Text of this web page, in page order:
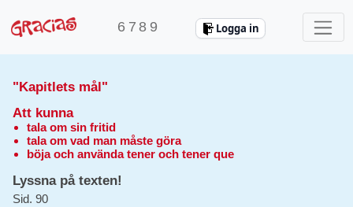
6 7 8 9 Logga in
"Kapitlets mål"
Att kunna
tala om sin fritid
tala om vad man måste göra
böja och använda tener och tener que
Lyssna på texten!
Sid. 90